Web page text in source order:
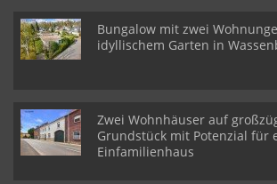
Bungalow mit zwei
idyllischem Garten in
Zwei Wohnhäuser auf
Grundstück mit Potenzial für
Einfamilienhaus